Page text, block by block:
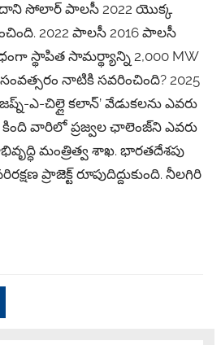
దాని సోలార్ పాలసీ 2022 యొక్క
2022 పాలసీ 2016 పాలసీ
స్థాపిత సామర్థ్యాన్ని 2,000 MW
నాటికి సవరించింది? 2025
ఎ-చిల్లై కలాన్’ వేడుకలను ఎవరు
కింది వారిలో ప్రజ్వల ఛాలెంజ్‌ని ఎవరు
మంత్రిత్వ శాఖ. భారతదేశపు
ప్రాజెక్ట్ రూపుదిద్దుకుంది. నీలగిరి